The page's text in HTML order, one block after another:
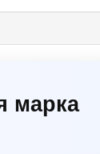
марка